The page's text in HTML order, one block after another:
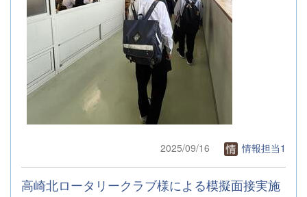
2025/09/16 情報担当1
高崎北ロータリークラブ様による模擬面接実施